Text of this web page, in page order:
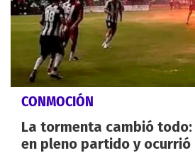
CONMOCIÓN
La tormenta cambió todo:
en pleno partido y ocurrió